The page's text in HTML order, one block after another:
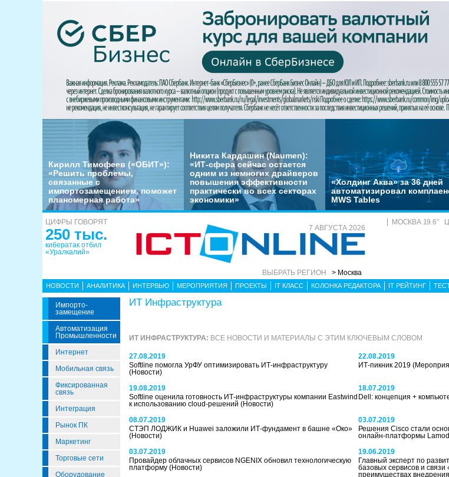
Кирилл Тимофеев («ОБИТ»):
«Решить проблемы,
связанные с
импортозамещением, поможет
планомерная работа»
Никита Кардашин (Naumen):
«ИТ-сфера сейчас остается
одним из немногих драйверов
повышения эффективности
практически во всех секторах
экономики»
«Холдинг Аква» за 36 дней
автоматизировал
MWS Tables
ЦИФРЫ ГОВОРЯТ
250 тыс.
кибератак отбил
«Уралкалий»
7 АВГУСТА 2026
ВЫБРАТЬ РЕГИОН > Москва
МОСКВА 19.6°
НОВОСТИ АНАЛИТИКА ИНТЕРВЬЮ МЕРОПРИЯТИЯ ПРОЕКТЫ IT КЛАСС КОЛОНКА РЕДАКТОРА IT РЕЙТИНГ
Импорто­
Замещение
Автоматизация
Промышленности
Интернет
Мобильная связь
Фиксированная
связь
Интеграция
Рынок ПК
Маркетинг
Торговые сети
Оборудование
ИТ Инфраструктура
ИТ ИНФРАСТРУКТУРА: ВСЕ НОВОСТИ И МАТЕРИАЛЫ С ЭТИМ КЛЮЧЕВЫМ СЛОВОМ
27.08.2019
Softline помогла УрФУ оптимизировать ИТ-инфраструктуру
(Новости)
22.08.2019
ИТ-пикник 2019
19.08.2019
Softline оценила готовность ИТ-инфраструктуры компании Eastwind
к использованию cloud-решений (Новости)
18.07.2019
Dell: концепция +
08.07.2019
СТЭП ЛОДЖИК и Huawei заложили ИТ-фундамент в башне «Око»
(Новости)
03.07.2019
Решения Cisco стали
онлайн-платформы
03.07.2019
Провайдер облачных сервисов NGENIX обновил технологическую
платформу (Новости)
19.06.2019
Главный эксперт по
базовых сервисов и
преимуществах